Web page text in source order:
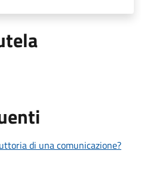
di una comunicazione?